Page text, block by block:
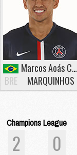
BRE
Marcos Aoás Corrêa
MARQUINHOS
Champions League
2 0